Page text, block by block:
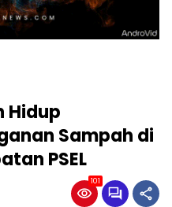
Hidup
Sampah di
PSEL
101